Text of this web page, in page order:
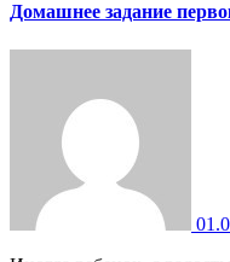
Домашнее задание